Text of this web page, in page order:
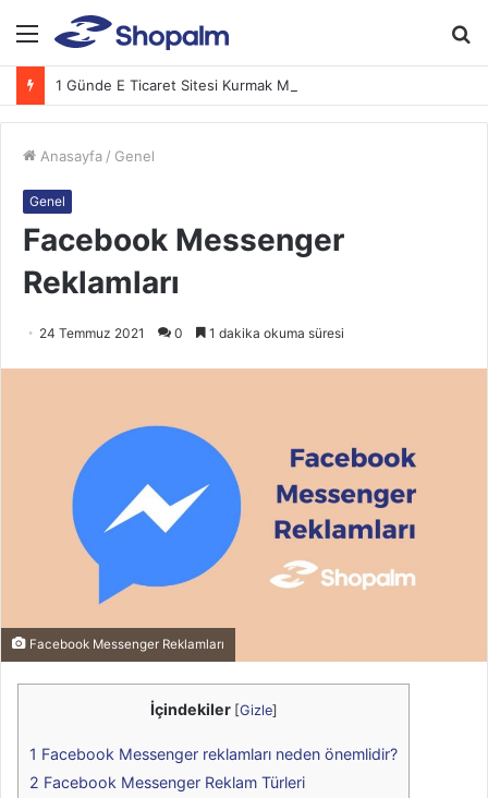
Menü
Anasayfa / Genel
Genel
Facebook Messenger
Reklamları
24 Temmuz 2021 0 1 dakika okuma süresi
Facebook Messenger Reklamları
İçindekiler [Gizle]
1 Facebook Messenger reklamları neden önemlidir?
2 Facebook Messenger Reklam Türleri